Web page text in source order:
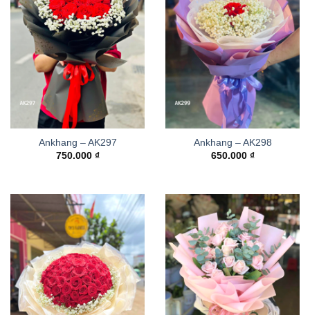
Ankhang – AK297
750.000 ₫
Ankhang – AK298
650.000 ₫